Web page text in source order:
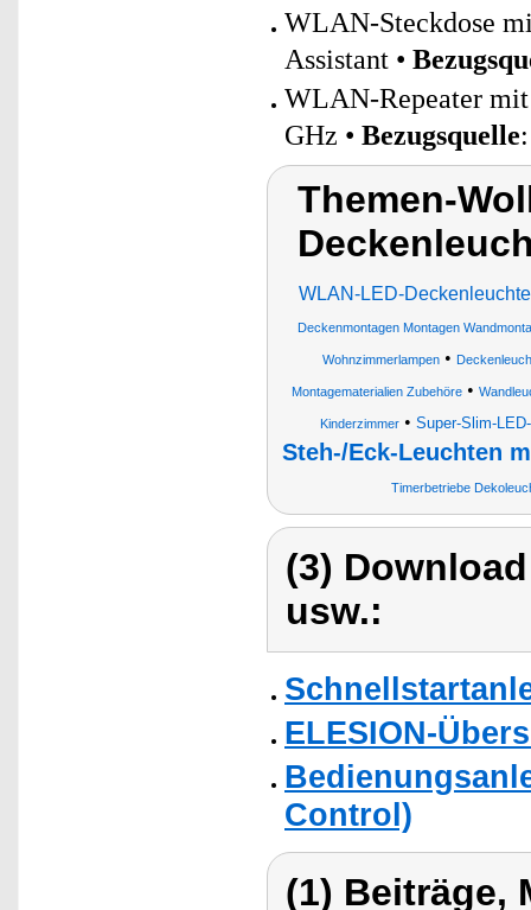
WLAN-Steckdose
Assistant •
WLAN-Repeater
GHz • Bezugsquelle
Themen-
WLAN-LED-
Deckenmontagen Montagen
Wohnzimmerlampen •
Montagematerialien Zubehöre•
Kinderzimmer• Super-Slim-
Steh-/Eck-Leuchten
Timerbetriebe
(3)
usw.:
ELESION-
Control)
(1) Beiträge,